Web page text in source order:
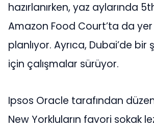
hazırlanırken, yaz aylarında
Amazon Food Court’ta da yer
planlıyor. Ayrıca, Dubai’de bir
için çalışmalar sürüyor.
Ipsos Oracle tarafından
New Yorkluların favori sokak